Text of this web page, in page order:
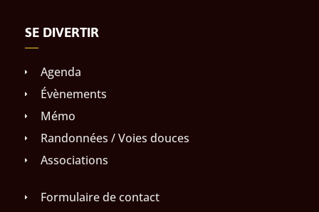
SE DIVERTIR
Agenda
Évènements
Mémo
Randonnées / Voies douces
Associations
Formulaire de contact